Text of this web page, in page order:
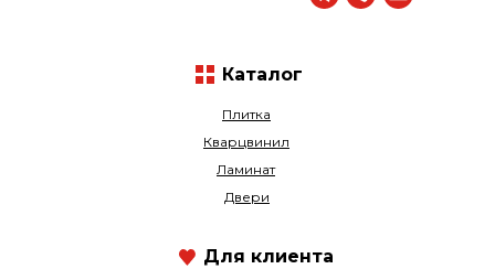
Плитка
Кварцвинил
Ламинат
Двери
Каталог
Для клиента